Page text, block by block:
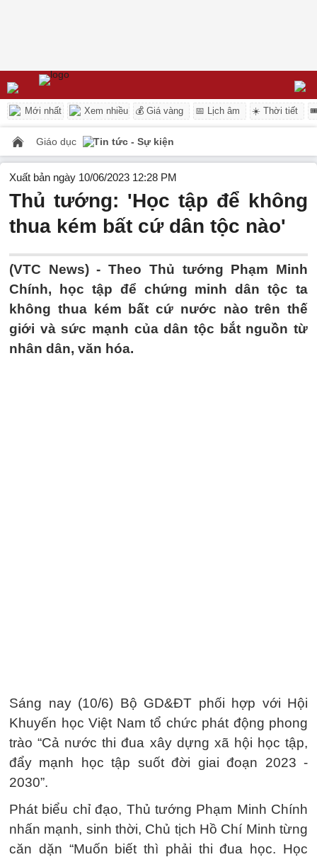
Mới nhất Xem nhiều 💰 Giá vàng 📅 Lịch âm ☀️ Thời tiết
Giáo dục Tin tức - Sự kiện
Xuất bản ngày 10/06/2023 12:28 PM
Thủ tướng: 'Học tập để không
thua kém bất cứ dân tộc nào'
(VTC News) -Theo Thủ tướng Phạm Minh
Chính, học tập để chứng minh dân tộc ta
không thua kém bất cứ nước nào trên thế
giới và sức mạnh của dân tộc bắt nguồn từ
nhân dân, văn hóa.
Sáng nay (10/6) Bộ GD&ĐT phối hợp với Hội
Khuyến học Việt Nam tổ chức phát động phong
trào “Cả nước thi đua xây dựng xã hội học tập,
đẩy mạnh học tập suốt đời giai đoạn 2023 -
2030”.
Phát biểu chỉ đạo, Thủ tướng Phạm Minh Chính
nhấn mạnh, sinh thời, Chủ tịch Hồ Chí Minh từng
căn dặn “Muốn biết thì phải thi đua học. Học